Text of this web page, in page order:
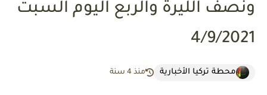
ونصف الليرة والربع اليوم السبت
4/9/2021
محطة تركيا الأخبارية منذ 4 سنة